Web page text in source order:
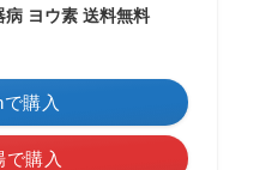
病 ヨウ素 送料無料
購入
で購入